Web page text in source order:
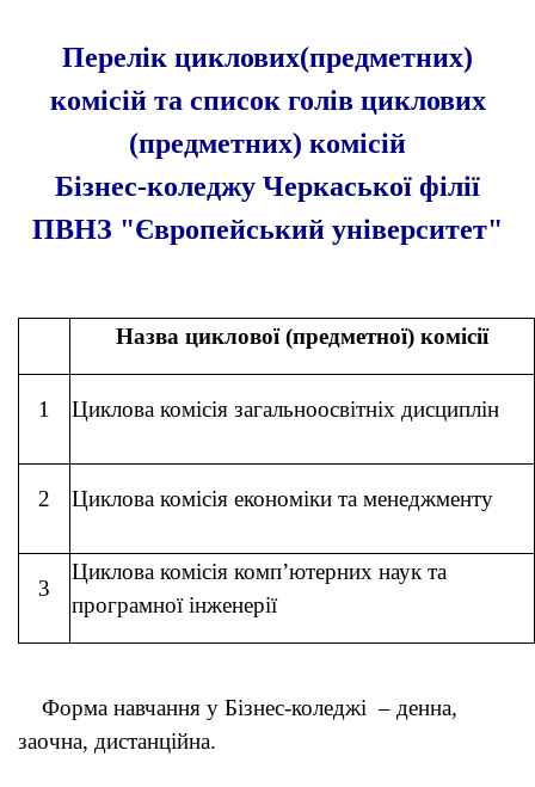
Перелік циклових(предметних)
комісій та список голів циклових
(предметних) комісій
Бізнес-коледжу Черкаської філії
ПВНЗ "Європейський університет"
Назва циклової (предметної) комісії
1 Циклова комісія загальноосвітніх дисциплін
2 Циклова комісія економіки та менеджменту
3
Циклова комісія комп’ютерних наук та
програмної інженерії
Форма навчання у Бізнес-коледжі – денна,
заочна, дистанційна.